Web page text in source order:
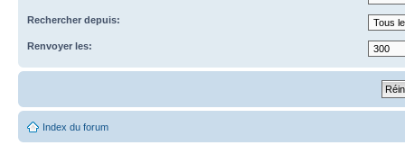
Rechercher depuis:
Renvoyer les:
Index du forum